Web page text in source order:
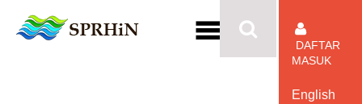
DAFTAR
MASUK
English